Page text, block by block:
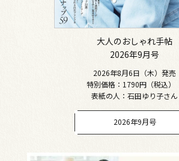
大人のおしゃれ手帖
2026年9月号
2026年8月6日（木）発売
特別価格：1790円（税込）
表紙の人：石田ゆり子さん
2026年9月号